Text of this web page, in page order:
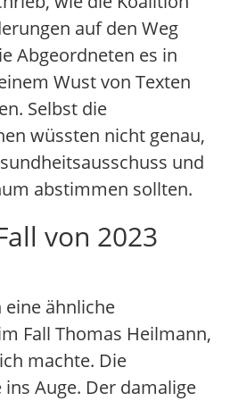
auf den Weg
Abgeordneten es in
Wust von Texten
Selbst die
wüssten nicht genau,
und
abstimmen sollten.
von 2023
ähnliche
Fall Thomas Heilmann,
machte. Die
Auge. Der damalige